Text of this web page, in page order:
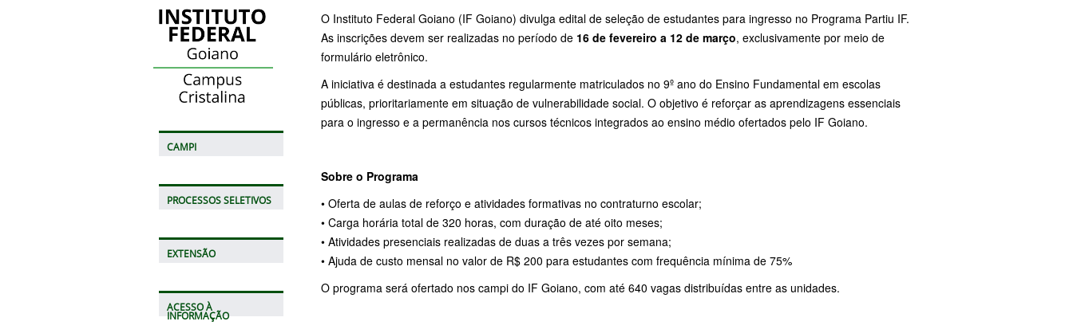
CAMPI
PROCESSOS SELETIVOS
EXTENSÃO
ACESSO À
INFORMAÇÃO
O Instituto Federal Goiano (IF Goiano) divulga edital de seleção de estudantes para ingresso no Programa Partiu IF.
As inscrições devem ser realizadas no período de 16 de fevereiro a 12 de março, exclusivamente por meio de
formulário eletrônico.
A iniciativa é destinada a estudantes regularmente matriculados no 9º ano do Ensino Fundamental em escolas
públicas, prioritariamente em situação de vulnerabilidade social. O objetivo é reforçar as aprendizagens essenciais
para o ingresso e a permanência nos cursos técnicos integrados ao ensino médio ofertados pelo IF Goiano.
Sobre o Programa
• Oferta de aulas de reforço e atividades formativas no contraturno escolar;
• Carga horária total de 320 horas, com duração de até oito meses;
• Atividades presenciais realizadas de duas a três vezes por semana;
• Ajuda de custo mensal no valor de R$ 200 para estudantes com frequência mínima de 75%
O programa será ofertado nos campi do IF Goiano, com até 640 vagas distribuídas entre as unidades.